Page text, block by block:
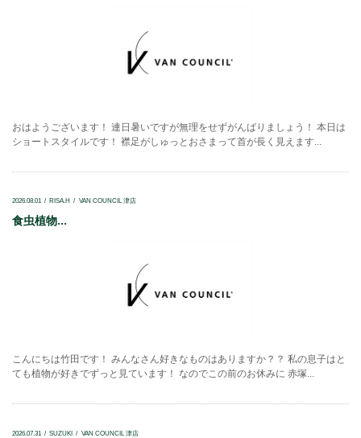
おはようございます！ 連日暑いですが無理をせずがんばりましょう！ 本日は
ショートスタイルです！ 襟足がしゅっとおさまって首が長く見えます...
2026.08.01 RISA.H VAN COUNCIL 津店
食虫植物...
こんにちは竹田です！ みんなさん好きなものはありますか？？ 私の息子はと
ても植物が好きでずっと見ています！ なのでこの前のお休みに 赤塚...
2026.07.31 SUZUKI VAN COUNCIL 津店